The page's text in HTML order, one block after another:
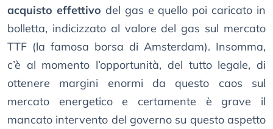
acquisto effettivo del gas e quello poi caricato in
bolletta, indicizzato al valore del gas sul mercato
TTF (la famosa borsa di Amsterdam). Insomma,
c’è al momento l’opportunità, del tutto legale, di
ottenere margini enormi da questo caos sul
mercato energetico e certamente è grave il
mancato intervento del governo su questo aspetto